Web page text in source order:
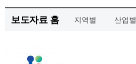
보도자료 홈 지역별 산업별